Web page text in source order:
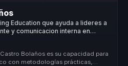
Education que ayuda a lideres a
y comunicacion interna en
Bolaños es su capacidad para
con metodologías prácticas,